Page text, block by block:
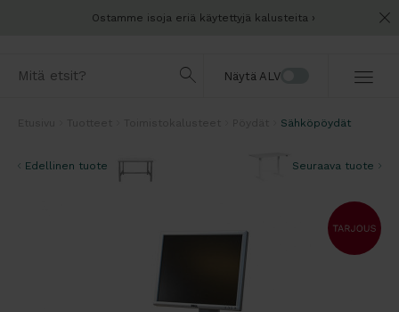
Ostamme isoja eriä käytettyjä kalusteita
Näytä ALV
Sähköpöydät
Edellinen tuote Seuraava tuote